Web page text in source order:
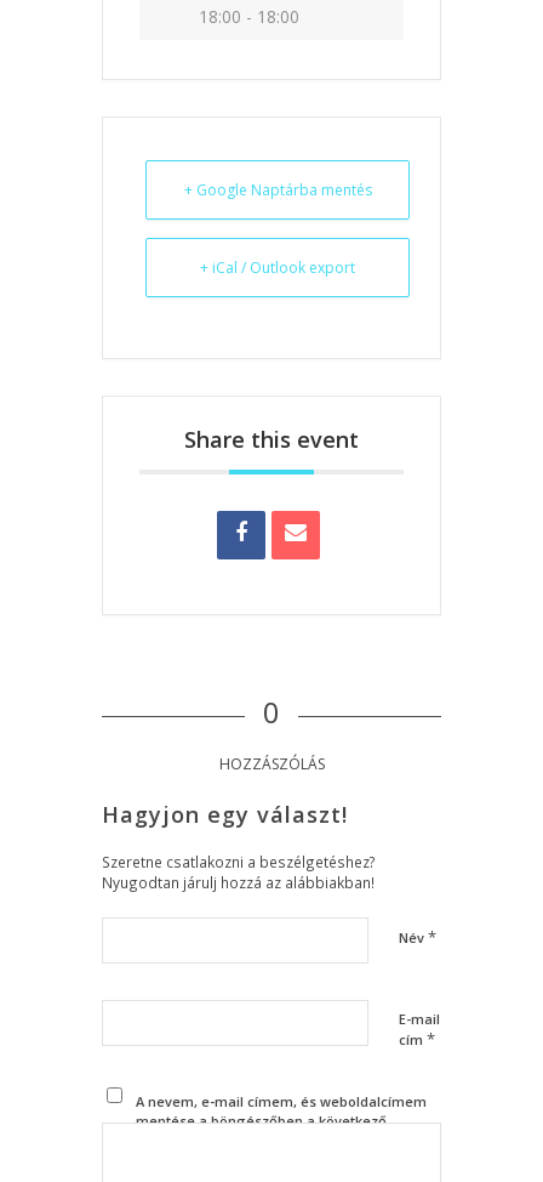
18:00 - 18:00
+ Google Naptárba mentés
+ iCal / Outlook export
Share this event
0
HOZZÁSZÓLÁS
Hagyjon egy választ!
Szeretne csatlakozni a beszélgetéshez?
Nyugodtan járulj hozzá az alábbiakban!
Név *
E-mail
cím *
A nevem, e-mail címem, és weboldalcímem
mentése a böngészőben a következő